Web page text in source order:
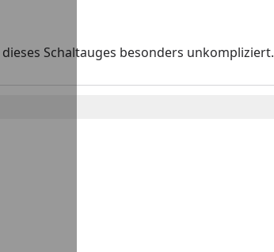
Schaltauges besonders unkompliziert.